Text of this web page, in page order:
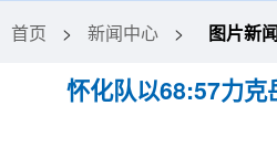
首页 > 新闻中心 > 图片新
怀化队以68:57力克